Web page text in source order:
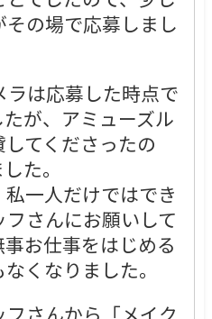
の場で応募しまし
は応募した時点で
が、アミューズル
てくださったの
た。
一人だけではでき
さんにお願いして
お仕事をはじめる
くなりました。
さんから「メイク